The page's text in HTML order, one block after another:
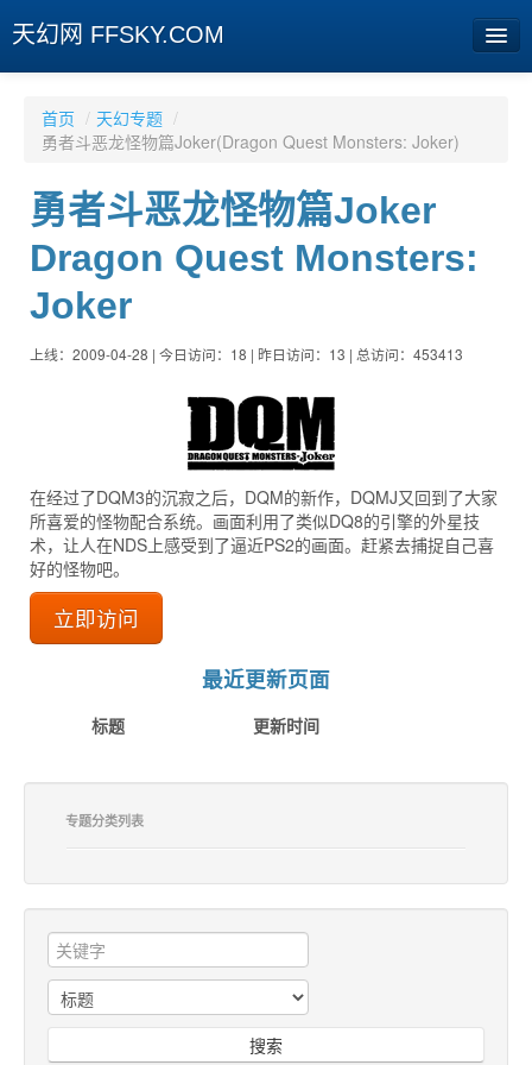
天幻网 FFSKY.COM
周边
娱乐
专题
相册
[登陆] [注册]
首页 / 天幻专题 /
勇者斗恶龙怪物篇Joker(Dragon Quest Monsters: Joker)
勇者斗恶龙怪物篇Joker
Dragon Quest Monsters:
Joker
上线：2009-04-28 | 今日访问：18 | 昨日访问：13 | 总访问：453413
在经过了DQM3的沉寂之后，DQM的新作，DQMJ又回到了大家
所喜爱的怪物配合系统。画面利用了类似DQ8的引擎的外星技
术，让人在NDS上感受到了逼近PS2的画面。赶紧去捕捉自己喜
好的怪物吧。
立即访问
最近更新页面
标题
更新时间
专题分类列表
搜索